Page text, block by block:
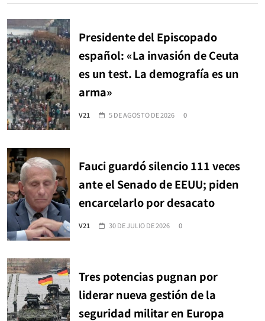
Presidente del Episcopado
español: «La invasión de Ceuta
es un test. La demografía es un
arma»
V21 5 DE AGOSTO DE 2026 0
Fauci guardó silencio 111 veces
ante el Senado de EEUU; piden
encarcelarlo por desacato
V21 30 DE JULIO DE 2026 0
Tres potencias pugnan por
liderar nueva gestión de la
seguridad militar en Europa